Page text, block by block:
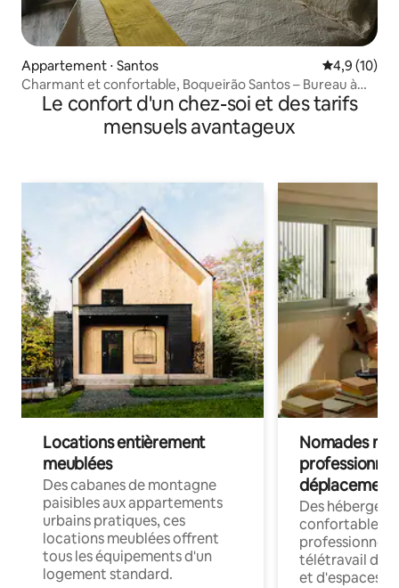
Appartement ⋅ Santos Évaluation
4,9 (10)
Charmant et confortable, Boqueirão Santos – Bureau à
domicile
Le confort d'un chez-soi et des tarifs
mensuels avantageux
Locations entièrement
meublées
Des cabanes de montagne
paisibles aux appartements
urbains pratiques, ces
locations meublées offrent
tous les équipements d'un
logement standard.
Nomades
déplacement
Des
confortables
professionnels
télétravail
et d'espaces